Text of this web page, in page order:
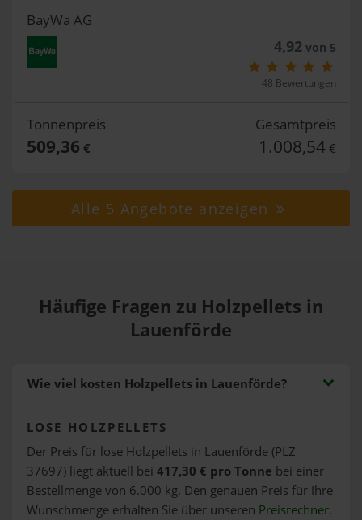
BayWa AG
4,92von 5
48 Bewertungen
Tonnenpreis
509,36 €
Gesamtpreis
1.008,54 €
Alle 5 Angebote anzeigen
Häufige Fragen zu Holzpellets in
Lauenförde
Wie viel kosten Holzpellets in Lauenförde?
LOSE HOLZPELLETS
Der Preis für lose Holzpellets in Lauenförde (PLZ
37697) liegt aktuell bei 417,30 € pro Tonne bei einer
Bestellmenge von 6.000 kg. Den genauen Preis für Ihre
Wunschmenge erhalten Sie über unseren Preisrechner.